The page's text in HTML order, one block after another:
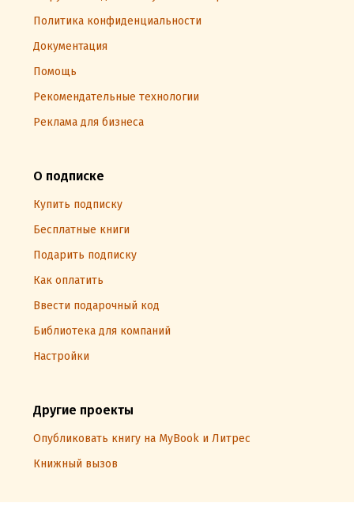
Политика конфиденциальности
Документация
Помощь
Рекомендательные технологии
Реклама для бизнеса
О подписке
Купить подписку
Бесплатные книги
Подарить подписку
Как оплатить
Ввести подарочный код
Библиотека для компаний
Настройки
Другие проекты
Опубликовать книгу на MyBook и Литрес
Книжный вызов